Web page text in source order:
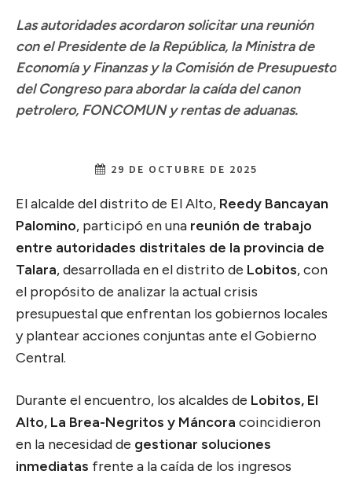
Las autoridades acordaron solicitar una reunión
con el Presidente de la República, la Ministra de
Economía y Finanzas y la Comisión de Presupuesto
del Congreso para abordar la caída del canon
petrolero, FONCOMUN y rentas de aduanas.
29 DE OCTUBRE DE 2025
El alcalde del distrito de El Alto, Reedy Bancayan
Palomino, participó en una reunión de trabajo
entre autoridades distritales de la provincia de
Talara, desarrollada en el distrito de Lobitos, con
el propósito de analizar la actual crisis
presupuestal que enfrentan los gobiernos locales
y plantear acciones conjuntas ante el Gobierno
Central.
Durante el encuentro, los alcaldes de Lobitos, El
Alto, La Brea-Negritos y Máncora coincidieron
en la necesidad de gestionar soluciones
inmediatas frente a la caída de los ingresos